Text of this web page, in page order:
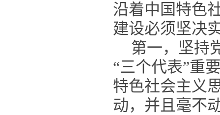
沿着中国特色
建设必须坚决
第一，坚持
“三个代表”重
特色社会主义
动，并且毫不